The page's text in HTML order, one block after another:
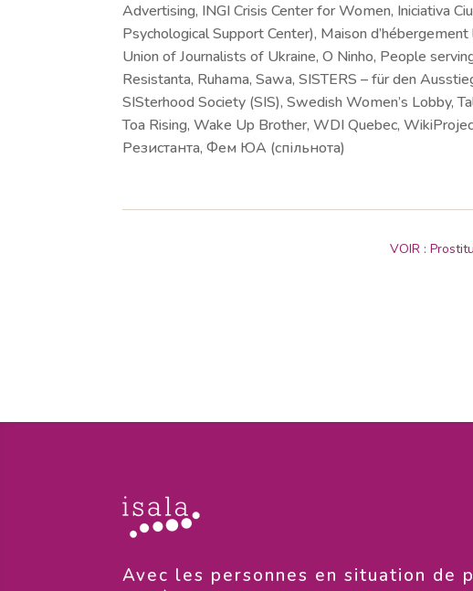
Advertising, INGI Crisis Center for Women, Iniciativa
Psychological Support Center), Maison
Union of Journalists of Ukraine, O Ninho, People
Resistanta, Ruhama, Sawa, SISTERS – für den
SISterhood Society (SIS), Swedish Women’s Lobby,
Toa Rising, Wake Up Brother, WDI Quebec,
Резистанта, Фем ЮА (спільнота)
VOIR :
​Avec les personnes en situation de